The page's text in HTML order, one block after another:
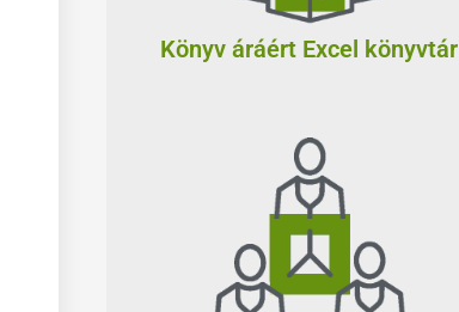
Könyv áráért Excel könyvtár